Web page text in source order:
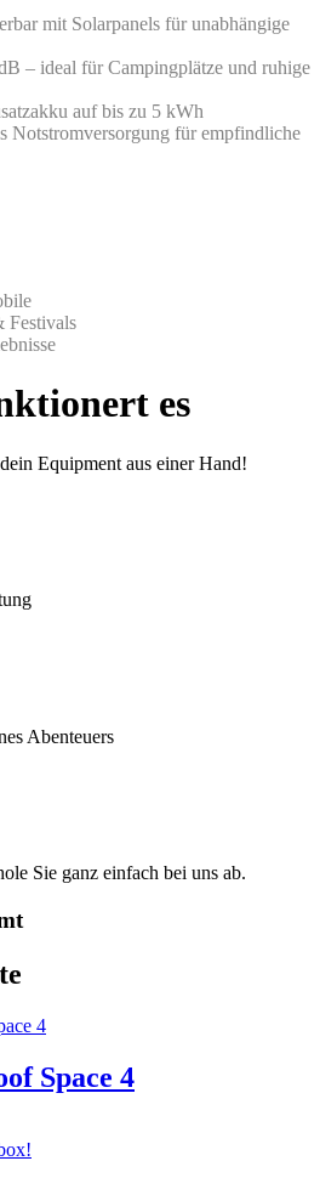
mit Solarpanels für unabhängige
– ideal für Campingplätze und ruhige
auf bis zu 5 kWh
Notstromversorgung für empfindliche
Festivals
es
Equipment aus einer Hand!
Abenteuers
Sie ganz einfach bei uns ab.
Space 4